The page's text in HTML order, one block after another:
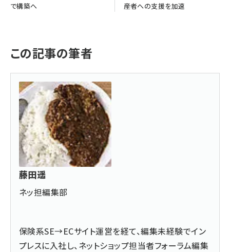
で構築へ
産者への支援を加速
この記事の筆者
藤田遥
ネッ担編集部
保険系SE→ECサイト運営を経て、編集未経験でイン
プレスに入社し、ネットショップ担当者フォーラム編集